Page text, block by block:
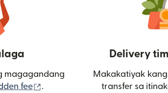
magagandang
fee (bubukas sa bagong window)
.
Delivery
Makakatiyak
transfer sa